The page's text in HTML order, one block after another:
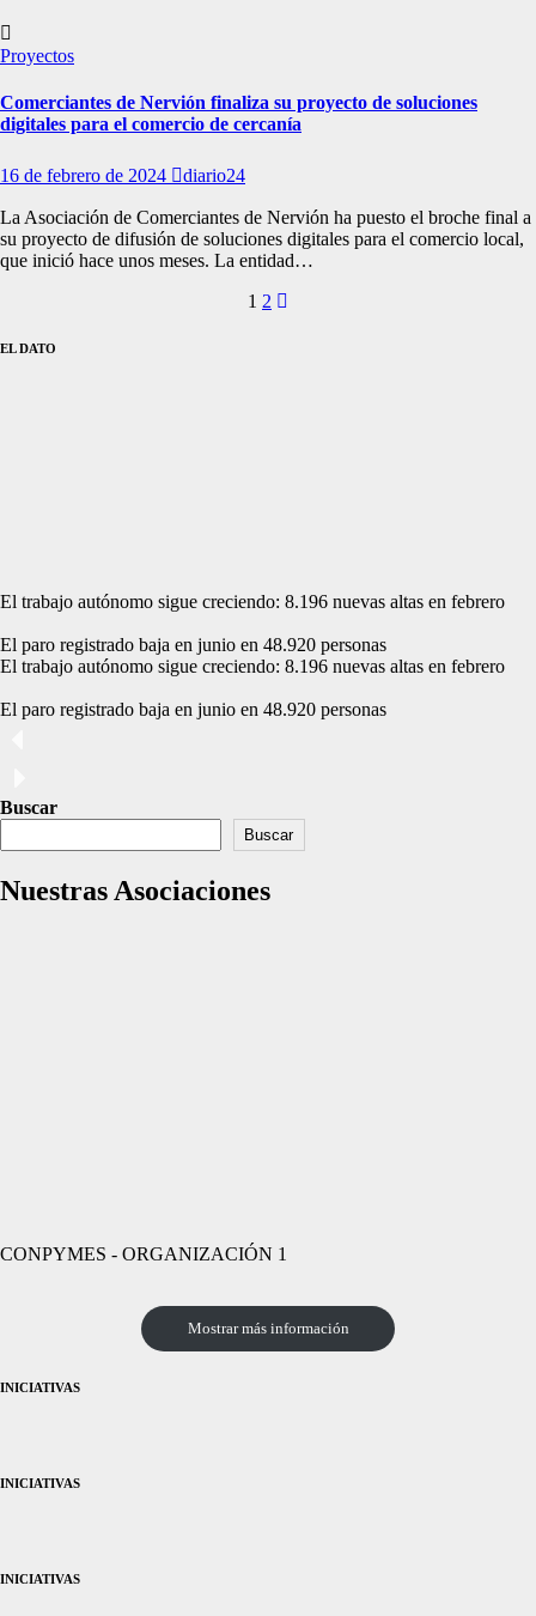
Proyectos
Comerciantes de Nervión finaliza su proyecto de soluciones
digitales para el comercio de cercanía
16 de febrero de 2024 diario24
La Asociación de Comerciantes de Nervión ha puesto el broche final a
su proyecto de difusión de soluciones digitales para el comercio local,
que inició hace unos meses. La entidad…
de
1 2
EL DATO
El trabajo autónomo sigue creciendo: 8.196 nuevas altas en febrero
El paro registrado baja en junio en 48.920 personas
El trabajo autónomo sigue creciendo: 8.196 nuevas altas en febrero
El paro registrado baja en junio en 48.920 personas
Buscar
Buscar
Nuestras Asociaciones
CONPYMES - ORGANIZACIÓN 1
Mostrar más información
INICIATIVAS
INICIATIVAS
INICIATIVAS